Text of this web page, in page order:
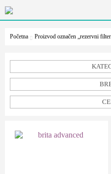
Početna Proizvod označen „rezervni